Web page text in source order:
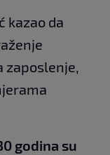
kazao da
zaposlenje,
godina su